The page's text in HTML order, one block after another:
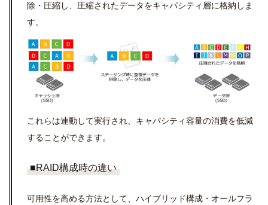
除・圧縮し、圧縮されたデータをキャパシティ層に格納しま
す。
これらは連動して実行され、キャパシティ容量の消費を低減
することができます。
■RAID構成時の違い
可用性を高める方法として、ハイブリッド構成・オールフラ